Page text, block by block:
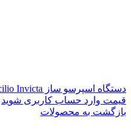
دستگاه اسپرسو ساز Rancilio Invicta مدل 2GR
قیمت وارد حساب کاربری شوید
بازگشت به محصولات